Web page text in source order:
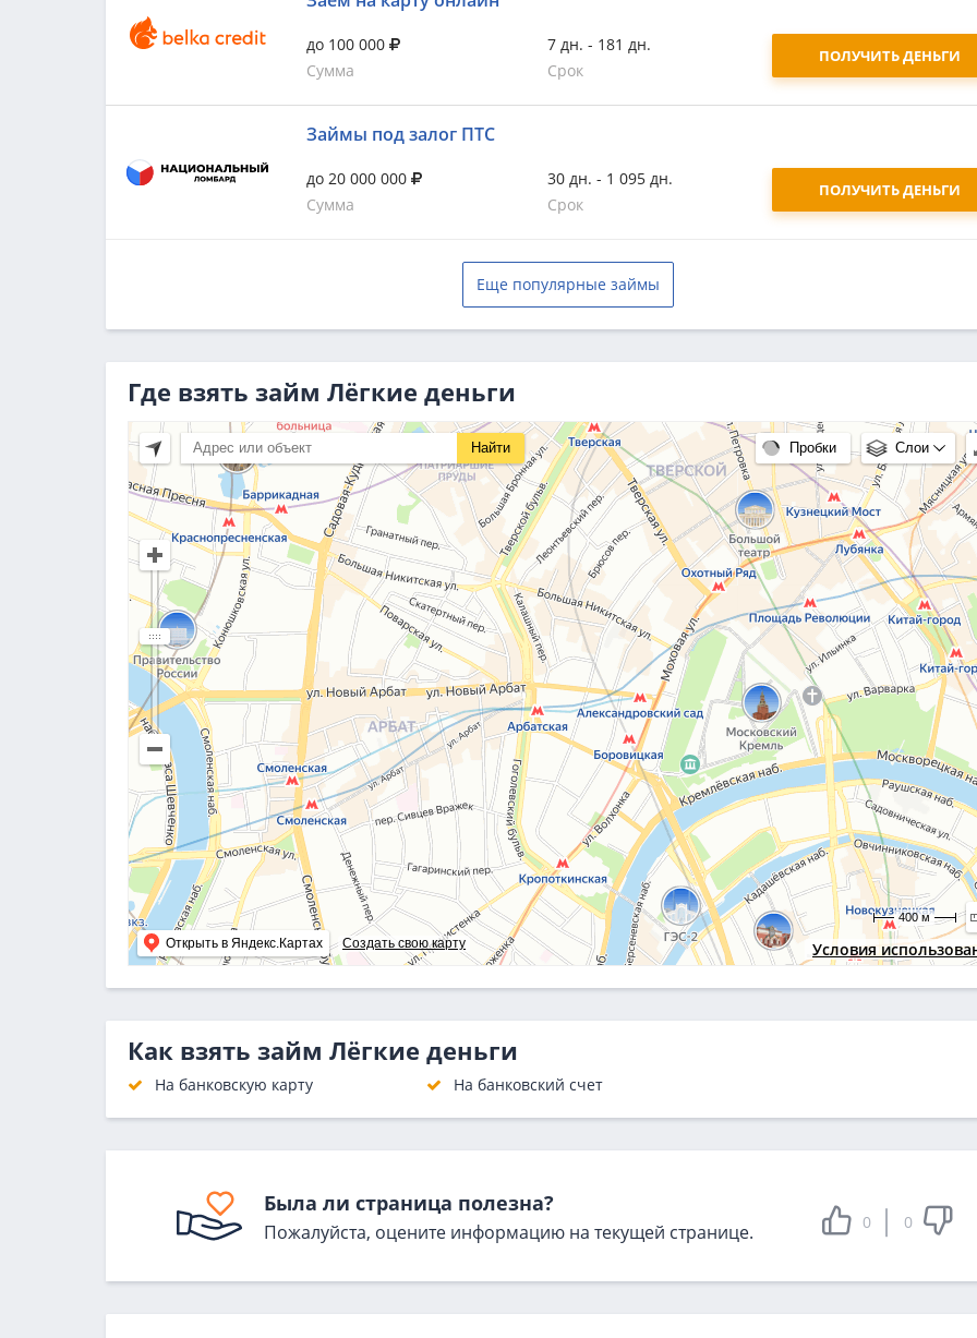
до 100 000
Сумма
7 дн. - 181 дн.
Срок
ПОЛУЧИТЬ ДЕНЬГИ
Займы под залог ПТС
до 20 000 000
Сумма
30 дн. - 1 095 дн.
Срок
ПОЛУЧИТЬ ДЕНЬГИ
Еще популярные займы
Где взять займ Лёгкие деньги
Условия
Открыть в Яндекс.Картах Создать свою карту
Найти Пробки Слои
400 м
Как взять займ Лёгкие деньги
На банковскую карту На банковский счет
Была ли страница полезна?
Пожалуйста, оцените информацию на текущей странице. 0 0